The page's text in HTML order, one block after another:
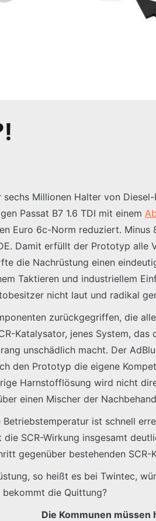
sechs Millionen Halter von
Passat B7 1.6 TDI mit einem
Euro 6c-Norm reduziert. Minus
Damit erfüllt der Prototyp
die Nachrüstung einen
Taktieren und industriellem
nicht laut und radikal
zurückgegriffen, die
Katalysator, jenes System,
unschädlich macht. Der
den Prototyp die eigene
Harnstofflösung wird nicht
einen Mischer der
ist schnell
SCR-Wirkung insgesamt
gegenüber bestehenden
so heißt es bei Twintec,
die Quittung?
Die Kommunen müssen